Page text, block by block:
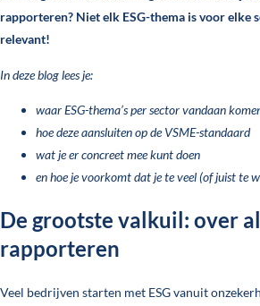
rapporteren? Niet elk ESG-thema is voor elke
relevant!
In deze blog lees je:
waar ESG-thema’s per sector vandaan
hoe deze aansluiten op de VSME-standaard
wat je er concreet mee kunt doen
en hoe je voorkomt dat je te veel (of juist te
De grootste valkuil: over
rapporteren
Veel bedrijven starten met ESG vanuit